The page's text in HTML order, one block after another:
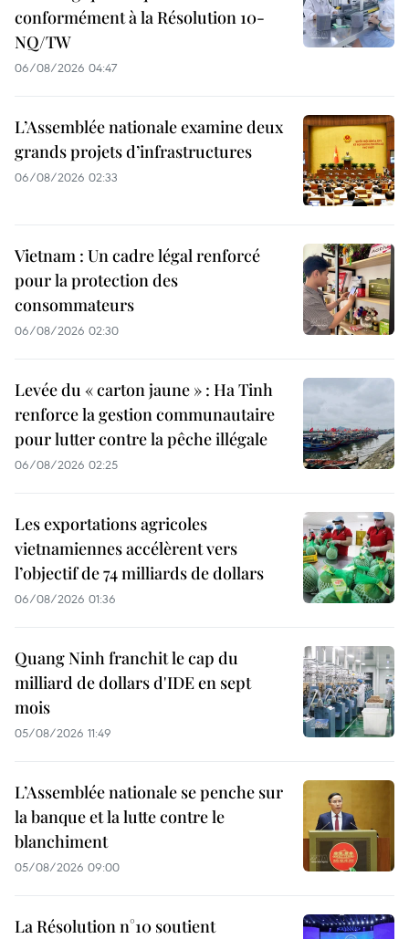
conformément à la Résolution 10-
NQ/TW
06/08/2026 04:47
L’Assemblée nationale examine deux
grands projets d’infrastructures
06/08/2026 02:33
Vietnam : Un cadre légal renforcé
pour la protection des
consommateurs
06/08/2026 02:30
Levée du « carton jaune » : Ha Tinh
renforce la gestion communautaire
pour lutter contre la pêche illégale
06/08/2026 02:25
Les exportations agricoles
vietnamiennes accélèrent vers
l’objectif de 74 milliards de dollars
06/08/2026 01:36
Quang Ninh franchit le cap du
milliard de dollars d'IDE en sept
mois
05/08/2026 11:49
L’Assemblée nationale se penche sur
la banque et la lutte contre le
blanchiment
05/08/2026 09:00
La Résolution n°10 soutient